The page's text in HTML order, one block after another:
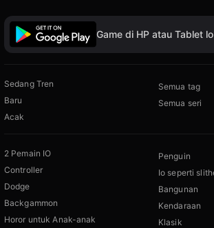
Game di HP atau Tablet lo
Sedang Tren
Baru
Acak
Semua tag
Semua seri
2 Pemain IO
Controller
Dodge
Backgammon
Horor untuk Anak-anak
Penguin
Io seperti
Bangunan
Kendaraan
Klasik